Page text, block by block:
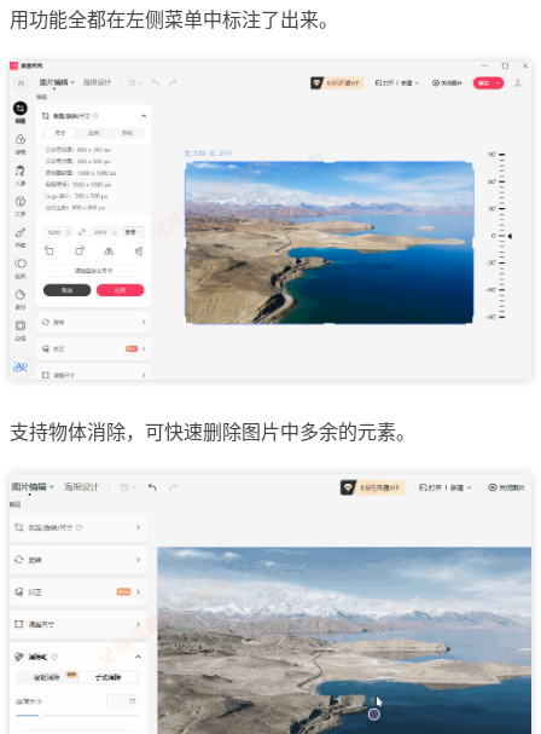
用功能全都在左侧菜单中标注了出来。
支持物体消除，可快速删除图片中多余的元素。